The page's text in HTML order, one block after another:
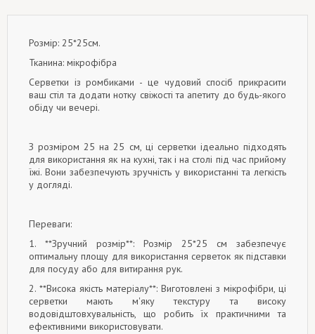
Розмір: 25*25см.
Тканина: мікрофібра
Серветки із ромбиками - це чудовий спосіб прикрасити
ваш стіл та додати нотку свіжості та апетиту до будь-якого
обіду чи вечері.
З розміром 25 на 25 см, ці серветки ідеально підходять
для використання як на кухні, так і на столі під час прийому
їжі. Вони забезпечують зручність у використанні та легкість
у догляді.
Переваги:
1. **Зручний розмір**: Розмір 25*25 см забезпечує
оптимальну площу для використання серветок як підставки
для посуду або для витирання рук.
2. **Висока якість матеріалу**: Виготовлені з мікрофібри, ці
серветки мають м'яку текстуру та високу
водовідштовхувальність, що робить їх практичними та
ефективними використовувати.